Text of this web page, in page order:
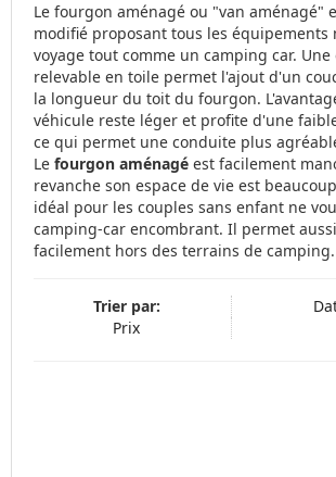
Le fourgon aménagé ou "van aménagé"
modifié proposant tous les équipements
voyage tout comme un camping car. Une
relevable en toile permet l'ajout d'un
la longueur du toit du fourgon.
véhicule reste léger et profite d'une
ce qui permet une conduite plus
Le fourgon aménagé est facilement
revanche son espace de vie est
idéal pour les couples sans enfant ne
camping-car encombrant. Il permet
facilement hors des terrains de camping.
Trier par:
Prix